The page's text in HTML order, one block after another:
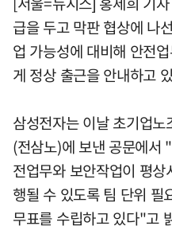
급을 두고 막판 협상에 나
업 가능성에 대비해 안전
게 정상 출근을 안내하고
삼성전자는 이날 초기업
(전삼노)에 보낸 공문에서
전업무와 보안작업이 평
행될 수 있도록 팀 단위 필
무표를 수립하고 있다"고